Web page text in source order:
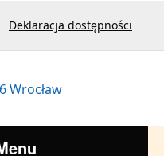
Deklaracja dostępności